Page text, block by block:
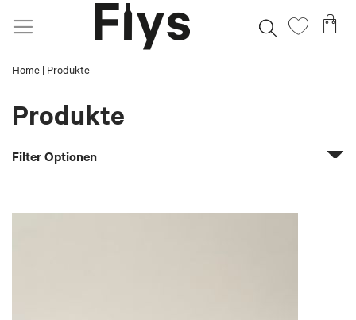
zum
Mein
Suche
Home Produkte
Produkte
Filter Optionen